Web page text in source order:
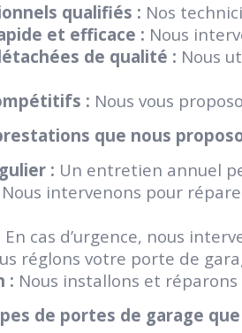
qualifiés : Nos
et efficace : Nous
de qualité : Nous
: Nous vous
que nous
: Un entretien annuel
Nous intervenons pour
En cas d’urgence, nous
réglons votre porte de
: Nous installons et
de portes de garage